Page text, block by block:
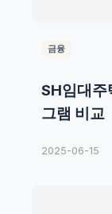
금융
SH임대주
그램 비교
2025-06-15